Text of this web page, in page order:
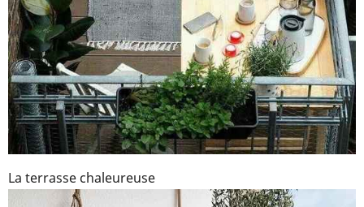
La terrasse chaleureuse